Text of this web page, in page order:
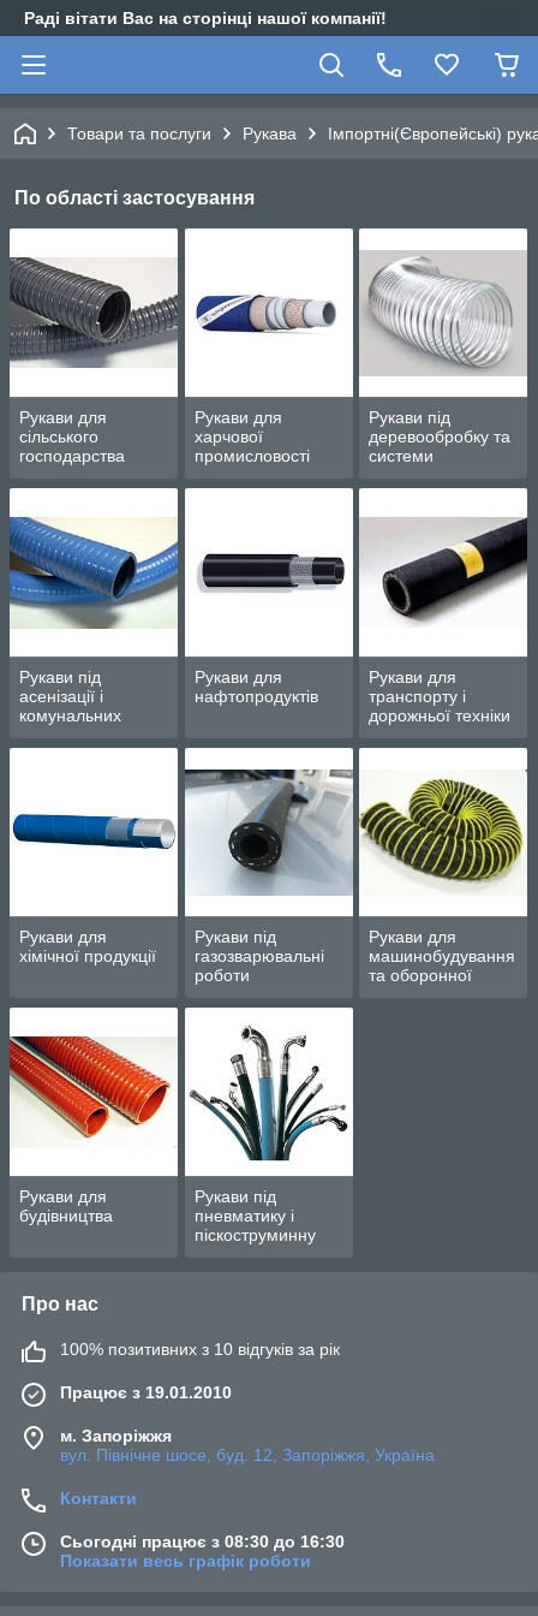
Раді вітати Вас на сторінці нашої компанії!
Товари та послуги Рукава Імпортні(Європейські)
По області застосування
Рукави для
сільського
господарства
Рукави для
харчової
промисловості
Рукави під
деревообробку та
системи
Рукави під
асенізації і
комунальних
Рукави для
нафтопродуктів
Рукави для
транспорту і
дорожньої техніки
Рукави для
хімічної продукції
Рукави під
газозварювальні
роботи
Рукави для
машинобудування
та оборонної
Рукави для
будівництва
Рукави під
пневматику і
піскоструминну
Про нас
100% позитивних з 10 відгуків за рік
Працює з 19.01.2010
м. Запоріжжя
вул. Північне шосе, буд. 12, Запоріжжя, Україна
Контакти
Сьогодні працює з 08:30 до 16:30
Показати весь графік роботи